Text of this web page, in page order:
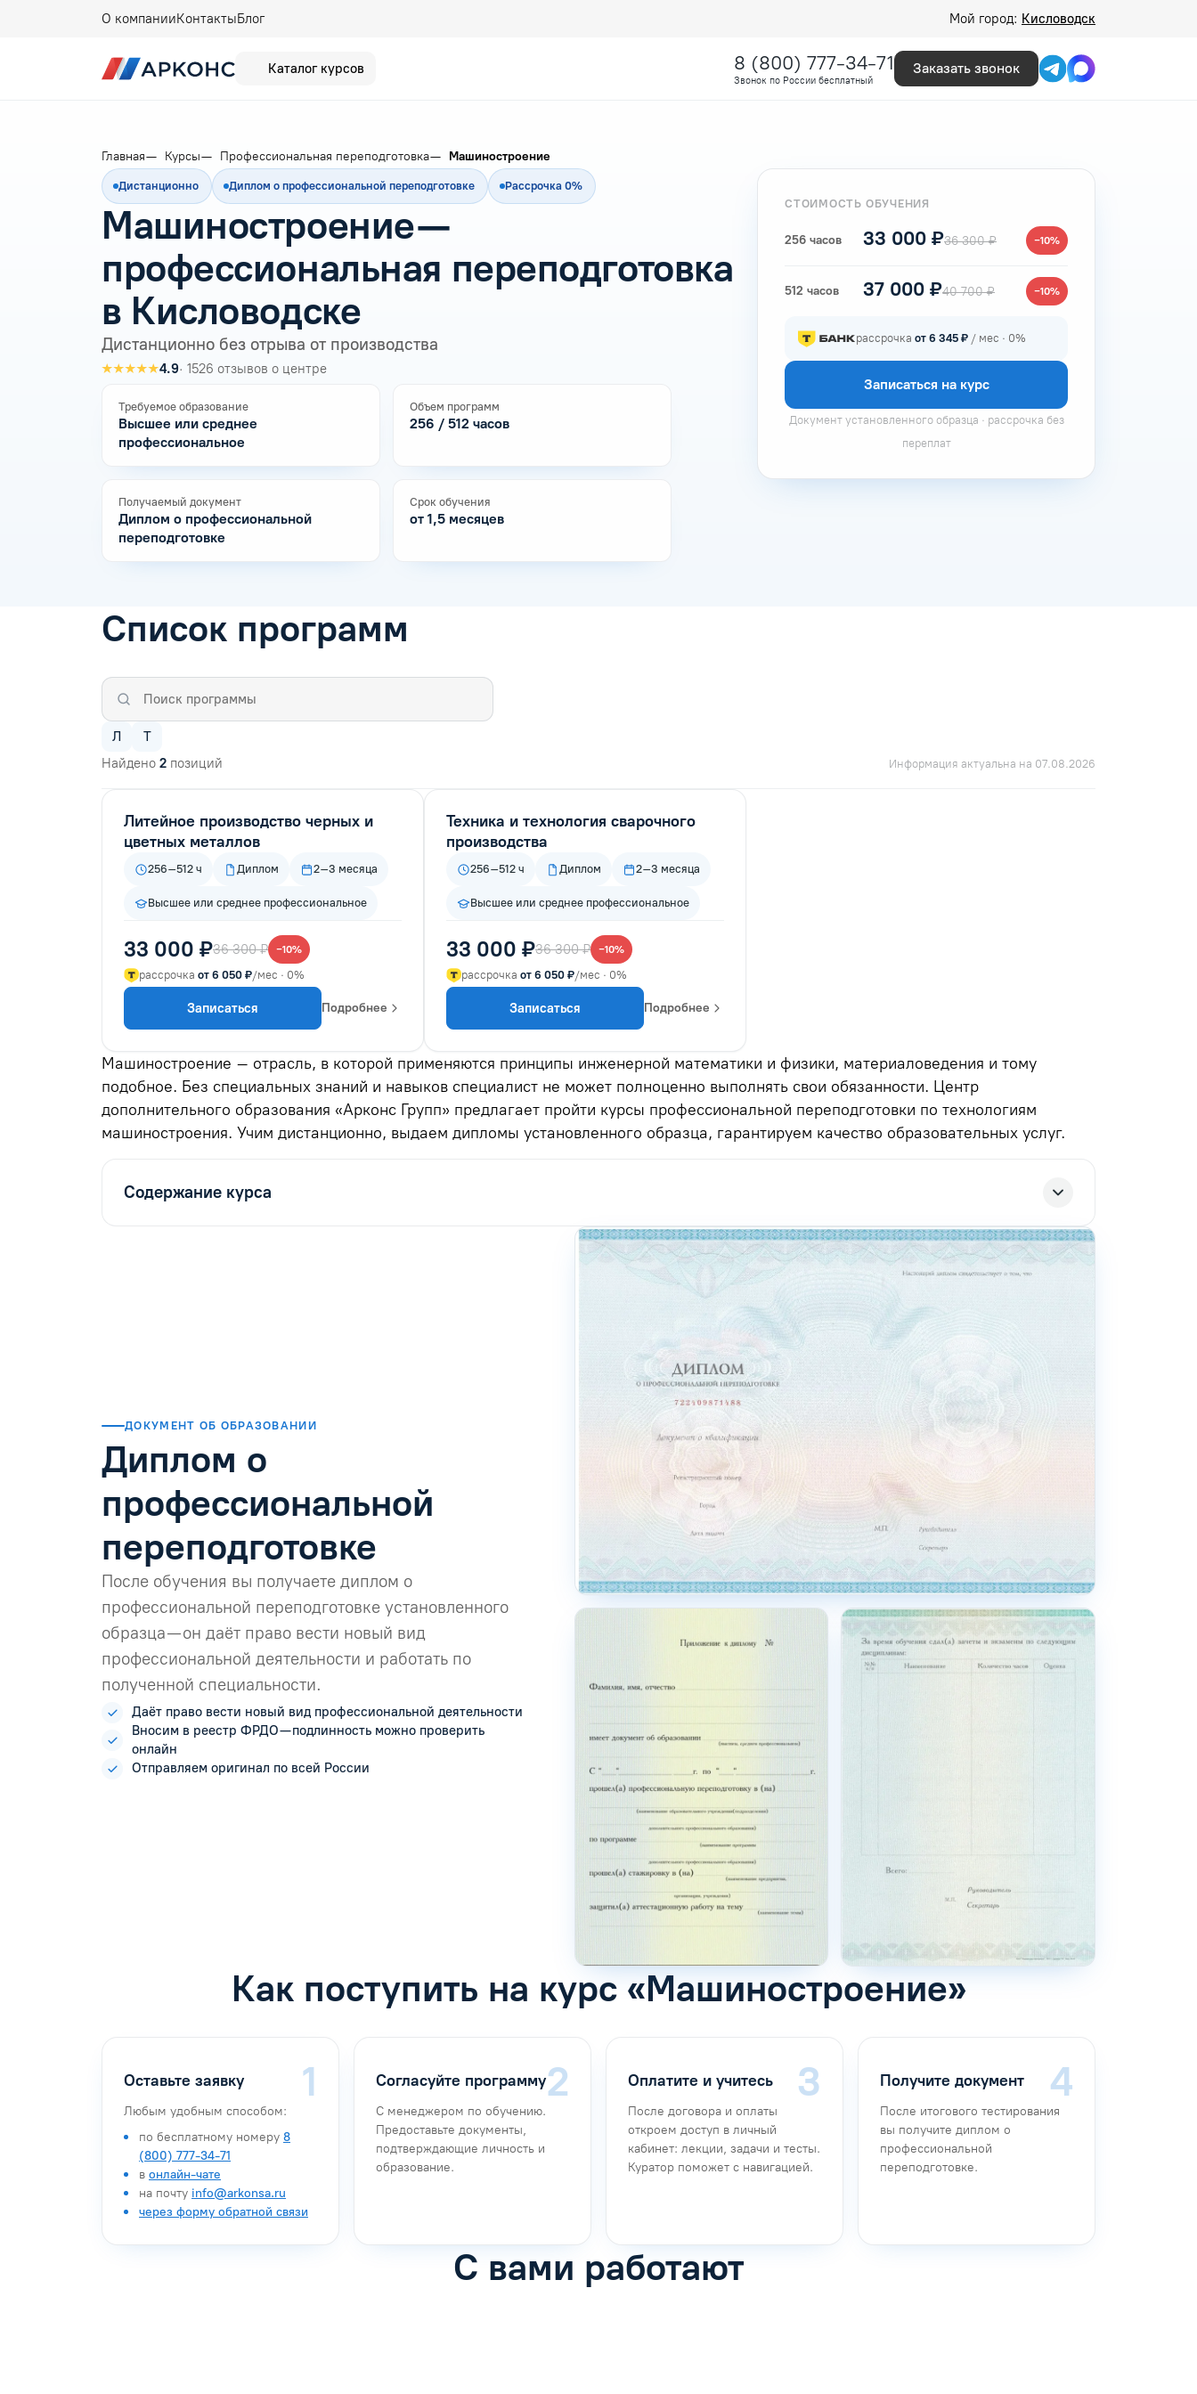
О компанииКонтактыБлог Мой город: Кисловодск
Каталог курсов 8 (800) 777-34-71
Звонок по России бесплатный
Заказать звонок
Главная Курсы Профессиональная переподготовка Машиностроение
Дистанционно Диплом о профессиональной переподготовке Рассрочка 0%
Машиностроение —
профессиональная переподготовка
в Кисловодске
Дистанционно без отрыва от производства
★★★★★4.9· 1526 отзывов о центре
Требуемое образование
Высшее или среднее
профессиональное
Объем программ
256 / 512 часов
Получаемый документ
Диплом о профессиональной
переподготовке
Срок обучения
от 1,5 месяцев
СТОИМОСТЬ ОБУЧЕНИЯ
256 часов 33 000 ₽36 300 ₽ −10%
512 часов 37 000 ₽40 700 ₽ −10%
рассрочка от 6 345 ₽ / мес · 0%
Записаться на курс
Документ установленного образца · рассрочка без
переплат
Список программ
Л
Т
Найдено 2 позиций Информация актуальна на 07.08.2026
Литейное производство черных и
цветных металлов
256–512 ч Диплом 2–3 месяца
Высшее или среднее профессиональное
33 000 ₽36 300 ₽ −10%
рассрочка от 6 050 ₽/мес · 0%
Записаться Подробнее
Техника и технология сварочного
производства
256–512 ч Диплом 2–3 месяца
Высшее или среднее профессиональное
33 000 ₽36 300 ₽ −10%
рассрочка от 6 050 ₽/мес · 0%
Записаться Подробнее
Машиностроение – отрасль, в которой применяются принципы инженерной математики и физики, материаловедения и тому
подобное. Без специальных знаний и навыков специалист не может полноценно выполнять свои обязанности. Центр
дополнительного образования «Арконс Групп» предлагает пройти курсы профессиональной переподготовки по технологиям
машиностроения. Учим дистанционно, выдаем дипломы установленного образца, гарантируем качество образовательных услуг.
Содержание курса
ДОКУМЕНТ ОБ ОБРАЗОВАНИИ
Диплом о
профессиональной
переподготовке
После обучения вы получаете диплом о
профессиональной переподготовке установленного
образца — он даёт право вести новый вид
профессиональной деятельности и работать по
полученной специальности.
Даёт право вести новый вид профессиональной деятельности
Вносим в реестр ФРДО — подлинность можно проверить
онлайн
Отправляем оригинал по всей России
Как поступить на курс «Машиностроение»
Оставьте заявку
Любым удобным способом:
по бесплатному номеру 8
(800) 777-34-71
в онлайн-чате
на почту info@arkonsa.ru
через форму обратной связи
Согласуйте программу
С менеджером по обучению.
Предоставьте документы,
подтверждающие личность и
образование.
Оплатите и учитесь
После договора и оплаты
откроем доступ в личный
кабинет: лекции, задачи и тесты.
Куратор поможет с навигацией.
Получите документ
После итогового тестирования
вы получите диплом о
профессиональной
переподготовке.
С вами работают